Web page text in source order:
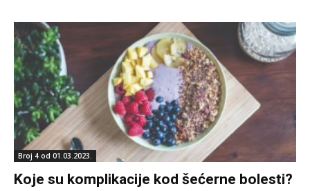
Broj 4 od 01.03.2023.
Koje su komplikacije kod šećerne bolesti?